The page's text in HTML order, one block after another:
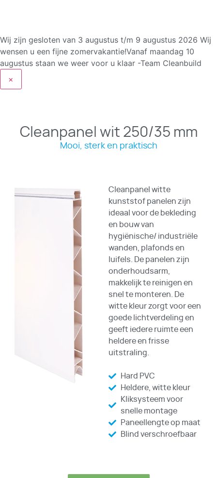
Wij zijn gesloten van 3 augustus t/m 9 augustus 2026 Wij
wensen u een fijne zomervakantie!Vanaf maandag 10
augustus staan we weer voor u klaar -Team Cleanbuild
×
Cleanpanel wit 250/35 mm
Mooi, sterk en praktisch
Cleanpanel witte
kunststof panelen zijn
ideaal voor de bekleding
en bouw van
hygiënische/ industriële
wanden, plafonds en
luifels. De panelen zijn
onderhoudsarm,
makkelijk te reinigen en
snel te monteren. De
witte kleur zorgt voor een
goede lichtverdeling en
geeft iedere ruimte een
heldere en frisse
uitstraling.
Hard PVC
Heldere, witte kleur
Kliksysteem voor
snelle montage
Paneellengte op maat
Blind verschroefbaar